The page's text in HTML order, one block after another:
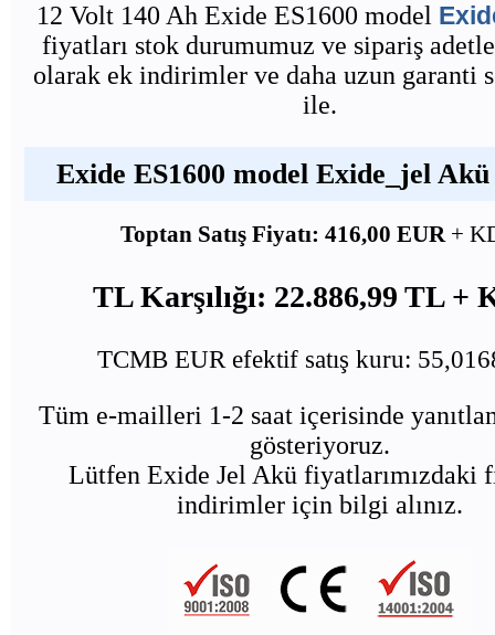
12 Volt 140 Ah Exide ES1600 model
fiyatları stok durumumuz ve sipariş
olarak ek indirimler ve daha uzun garanti
ile.
Exide ES1600 model Exide_jel
Toptan Satış Fiyatı: 416,00 EUR +
TL Karşılığı: 22.886,99 TL +
TCMB EUR efektif satış kuru:
Tüm e-mailleri 1-2 saat içerisinde
gösteriyoruz.
Lütfen Exide Jel Akü fiyatlarımızdaki
indirimler için bilgi alınız.